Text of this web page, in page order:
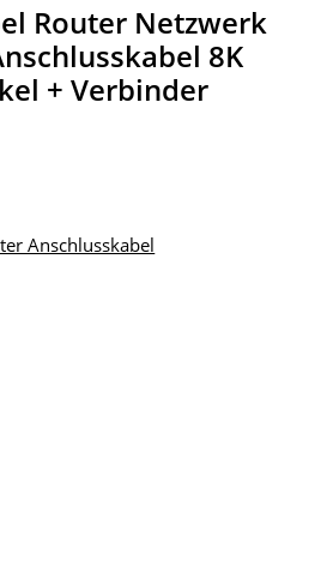
Router Netzwerk
8K
+ Verbinder
Anschlusskabel